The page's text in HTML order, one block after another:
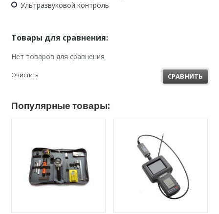
Ультразвуковой контроль
Товары для сравнения:
Нет товаров для сравнения
Очистить СРАВНИТЬ
Популярные товары: